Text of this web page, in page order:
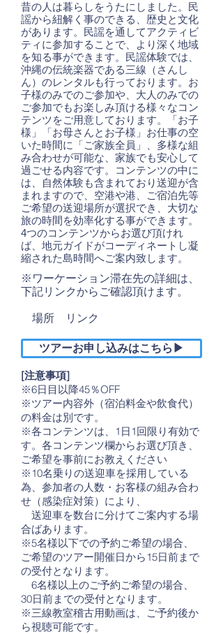
昔の人は暮らしをうたにしました。民
謡から紐解く事のできる、歴史と文化
があります。民謡を通してアクティビ
ティに参加することで、より深く地域
を知る事ができます。民謡体験では、
沖縄の伝統楽器である三線（さんし
ん）のレンタルも行っております。お
子様のみでのご参加や、大人のみでの
ご参加でもお楽しみ頂ける様々なコン
テンツをご用意しております。「お子
様」「お母さんとお子様」お仕事の空
いた時間に「ご家族全員」、多様な組
み合わせが可能な、家族でも安心して
過ごせる内容です。コンテンツの中に
は、自然体験も含まれており送迎が含
まれますので、空港や港、ご宿泊先等
ご希望の送迎場所が選択でき、大切な
旅の時間を効率化する事ができます。
4つのコンテンツからお選び頂けれ
ば、地元ガイドがコーディネートし凝
縮された島時間へご案内致します。
​※ワーケーション滞在先の詳細は、
下記リンクからご確認頂けます。
場所 リンク
ツアーお申し込みはこちら▶
[注意事項]
※6日目以降45％OFF
※ツアー内容外（宿泊料金や飲食代）
の料金は別です。
※各コンテンツは、1日1回限り有効で
す。各コンテンツ欄からお選び頂き、
ご希望を事前にお教えください
※10名乗りの送迎車を採用している
為、参加者の人数・お客様の組み合わ
せ（感染症対策）により、
送迎車を数台に分けてご案内する場
合ばあります。
※5名様以下での予約ご希望の場合、
ご希望のツアー開催日から15日前まで
の受付となります。
6名様以上のご予約ご希望の場合、
30日前までの受付となります。
※三線教室稽古用動画は、ご予約後か
ら視聴可能です。